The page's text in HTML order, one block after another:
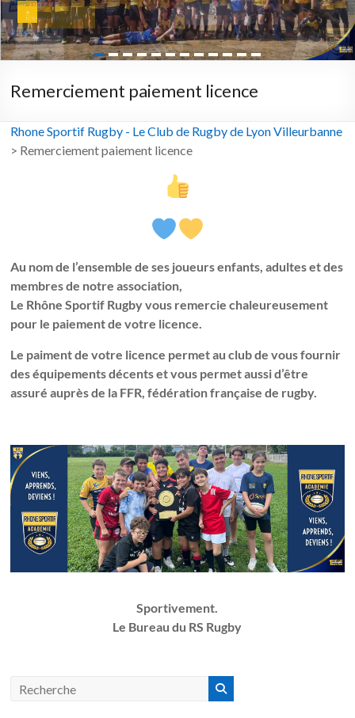
Revoir en vidéo >
>
Remerciement paiement licence
Rhone Sportif Rugby - Le Club de Rugby de Lyon Villeurbanne
> Remerciement paiement licence
Au nom de l’ensemble de ses joueurs enfants, adultes et des
membres de notre association,
Le Rhône Sportif Rugby vous remercie chaleureusement
pour le paiement de votre licence.
Le paiment de votre licence permet au club de vous fournir
des équipements décents et vous permet aussi d’être
assuré auprès de la FFR, fédération française de rugby.
Sportivement.
Le Bureau du RS Rugby